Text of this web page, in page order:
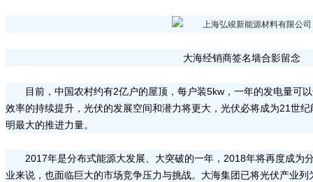
大海经销商签名墙合影留念
目前，中国农村约有2亿户的屋顶，每户装5kw，一年的发电量可
效率的持续提升，光伏的发展空间和潜力将更大，光伏必将成为21世
明最大的推进力量。
2017年是分布式能源大发展、大突破的一年，2018年将再度成为
业来说，也面临巨大的市场竞争压力与挑战。大海集团已将光伏产业